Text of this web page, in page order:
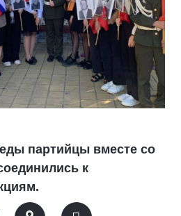
партийцы вместе со
к